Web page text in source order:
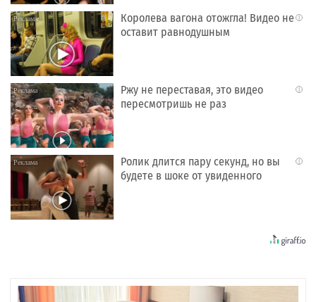
i
Королева вагона отожгла! Видео не
оставит равнодушным
i
Ржу не переставая, это видео
пересмотришь не раз
i
Ролик длится пару секунд, но вы
будете в шоке от увиденного